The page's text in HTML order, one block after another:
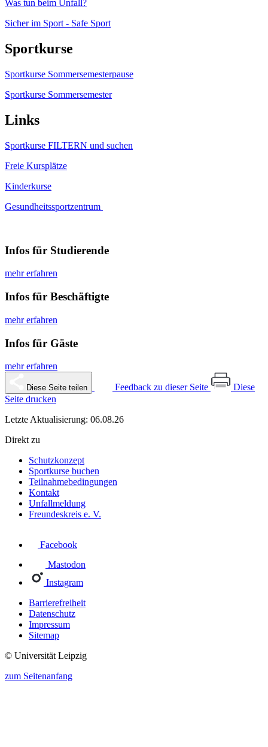
Was tun beim Unfall?
Sicher im Sport - Safe Sport
Sportkurse
Sportkurse Sommersemesterpause
Sportkurse Sommersemester
Links
Sportkurse FILTERN und suchen
Freie Kursplätze
Kinderkurse
Gesundheitssportzentrum
Infos für Studierende
mehr erfahren
Infos für Beschäftigte
mehr erfahren
Infos für Gäste
mehr erfahren
Diese Seite teilen Feedback zu dieser Seite
Diese
Seite drucken
Letzte Aktualisierung: 06.08.26
Direkt zu
Schutzkonzept
Sportkurse buchen
Teilnahmebedingungen
Kontakt
Unfallmeldung
Freundeskreis e. V.
Facebook
Mastodon
Instagram
Barrierefreiheit
Datenschutz
Impressum
Sitemap
© Universität Leipzig
zum Seitenanfang